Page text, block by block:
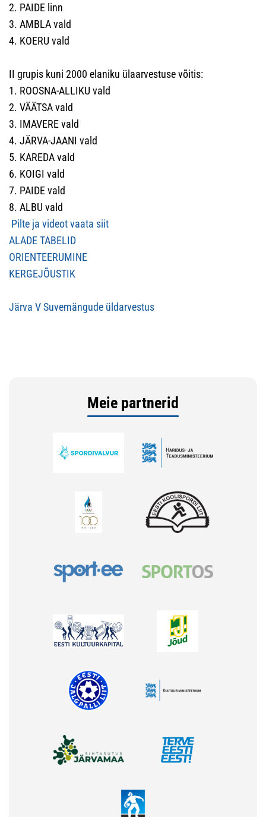
2. PAIDE linn
3. AMBLA vald
4. KOERU vald
II grupis kuni 2000 elaniku ülaarvestuse võitis:
1. ROOSNA-ALLIKU vald
2. VÄÄTSA vald
3. IMAVERE vald
4. JÄRVA-JAANI vald
5. KAREDA vald
6. KOIGI vald
7. PAIDE vald
8. ALBU vald
Pilte ja videot vaata siit
ALADE TABELID
ORIENTEERUMINE
KERGEJÕUSTIK
Järva V Suvemängude üldarvestus
Meie partnerid